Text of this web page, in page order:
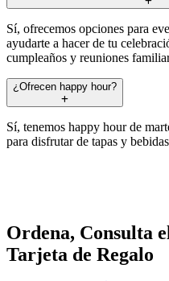
Sí, ofrecemos opciones para
ayudarte a hacer de tu
cumpleaños y reuniones
¿Ofrecen happy hour?
Sí, tenemos happy hour de
para disfrutar de tapas y
Ordena, Consulta
Tarjeta de Regalo